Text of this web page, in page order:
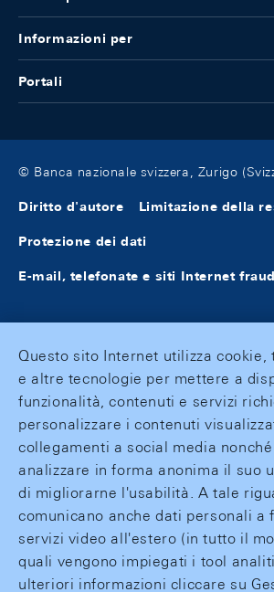
Informazioni per
Portali
© Banca nazionale svizzera, Zurigo
Diritto d'autore Limitazione della
Protezione dei dati
E-mail, telefonate e siti Internet
Questo sito Internet utilizza cookie,
e altre tecnologie per mettere a
funzionalità, contenuti e servizi
personalizzare i contenuti
collegamenti a social media
analizzare in forma anonima il suo
di migliorarne l'usabilità. A tale
comunicano anche dati personali a
servizi video all'estero (in tutto il
quali vengono impiegati i tool
ulteriori informazioni cliccare su